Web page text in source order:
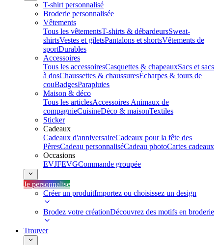
T-shirt personnalisé
Broderie personnalisée
Vêtements
Tous les vêtementsT-shirts & débardeursSweat-
shirtsVestes et giletsPantalons et shortsVêtements de
sportDurables
Accessoires
Tous les accessoiresCasquettes & chapeauxSacs et sacs
à dosChaussettes & chaussuresÉcharpes & tours de
couBadgesParapluies
Maison & déco
Tous les articlesAccessoires Animaux de
compagnieCuisineDéco & maisonTextiles
Sticker
Cadeaux
Cadeaux d'anniversaireCadeaux pour la fête des
PèresCadeau personnaliséCadeau photoCartes cadeaux
Occasions
EVJFEVGCommande groupée
Je personnalise
Créer un produitImportez ou choisissez un design
Brodez votre créationDécouvrez des motifs en broderie
Trouver